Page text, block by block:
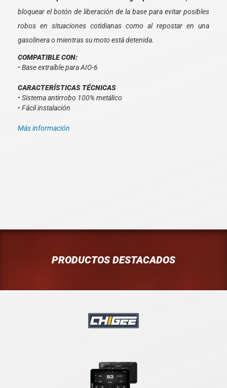
bloquear el botón de liberación de la base para evitar posibles
robos en situaciones cotidianas como al repostar en una
gasolinera o mientras su moto está detenida.
COMPATIBLE CON:
• Base extraíble para AIO-6
CARACTERÍSTICAS TÉCNICAS
• Sistema antirrobo 100% metálico
• Fácil instalación
Más información
PRODUCTOS DESTACADOS